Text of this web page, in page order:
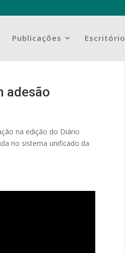
Publicações Escritório
adesão
na edição do Diário
no sistema unificado da